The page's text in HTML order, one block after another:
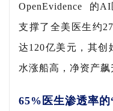
OpenEvidence
的AI
支撑了全美医生约
达120亿美元，其创
水涨船高，净资产飙
65%医生渗透率